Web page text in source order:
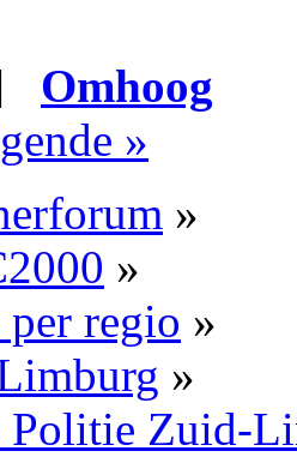
Omhoog
»
»
»
per regio »
»
Politie Zuid-